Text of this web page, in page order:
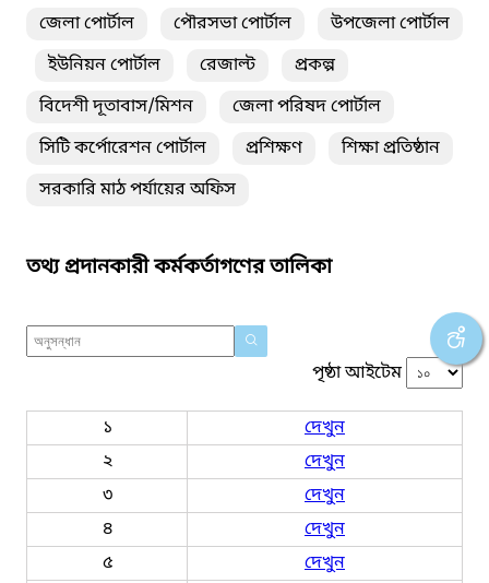
জেলা পোর্টাল
পৌরসভা পোর্টাল
উপজেলা পোর্টাল
ইউনিয়ন পোর্টাল
রেজাল্ট
প্রকল্প
বিদেশী দূতাবাস/মিশন
জেলা পরিষদ পোর্টাল
সিটি কর্পোরেশন পোর্টাল
প্রশিক্ষণ
শিক্ষা প্রতিষ্ঠান
সরকারি মাঠ পর্যায়ের অফিস
তথ্য প্রদানকারী কর্মকর্তাগণের তালিকা
পৃষ্ঠা আইটেম
১
দেখুন
২
দেখুন
৩
দেখুন
৪
দেখুন
৫
দেখুন